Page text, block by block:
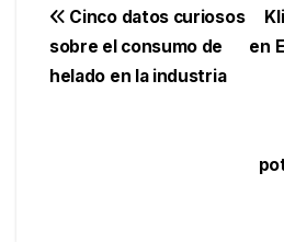
Navegación
de
en
Cinco datos curiosos
sobre el consumo de
helado en la industria